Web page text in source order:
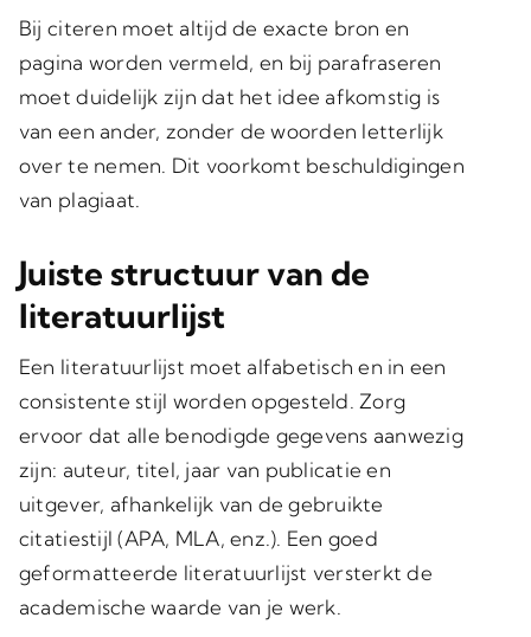
Bijciteren moet altijd de exacte bron en
pagina worden vermeld, en bij parafraseren
moet duidelijk zijn dat het idee afkomstig is
van een ander, zonder de woorden letterlijk
over te nemen. Dit voorkomt beschuldigingen
van plagiaat.
Juiste structuur van de
literatuurlijst
Een literatuurlijst moet alfabetisch en in een
consistente stijl worden opgesteld. Zorg
ervoor dat alle benodigde gegevens aanwezig
zijn: auteur, titel, jaar van publicatie en
uitgever, afhankelijk van de gebruikte
citatiestijl (APA, MLA, enz.). Een goed
geformatteerde literatuurlijst versterkt de
academische waarde van je werk.